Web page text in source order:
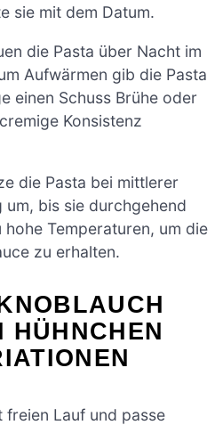
sie mit dem Datum.
die Pasta über Nacht im
Aufwärmen gib die Pasta
einen Schuss Brühe oder
Konsistenz
die Pasta bei mittlerer
bis sie durchgehend
Temperaturen, um die
zu erhalten.
HÜHNCHEN
freien Lauf und passe